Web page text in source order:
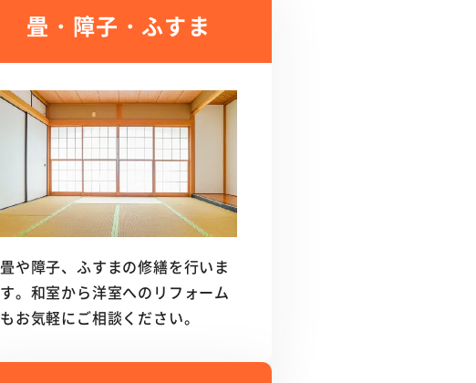
畳・障子・ふすま
畳や障子、ふすまの修繕を行いま
す。和室から洋室へのリフォーム
もお気軽にご相談ください。